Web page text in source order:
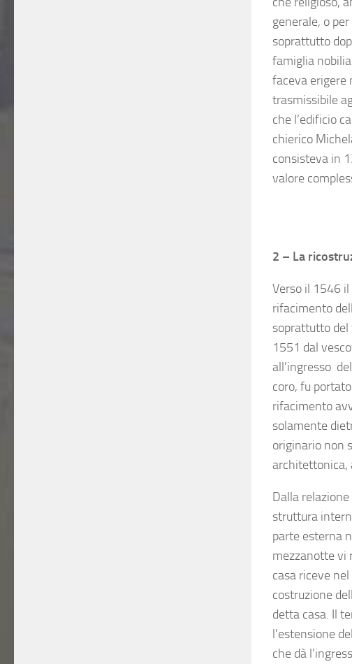
generale, o
soprattutto
famiglia
faceva erigere
trasmissibile
che l’edificio
chierico
consisteva in
valore
2 – La
Verso il 1546
rifacimento
soprattutto
1551 dal
all’ingresso
coro, fu
rifacimento
solamente
originario non
architettonica,
Dalla
struttura
parte esterna
mezzanotte vi
casa riceve
costruzione
detta casa. Il
l’estensione
che dà